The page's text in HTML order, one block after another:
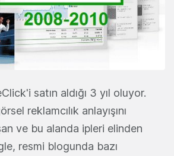
satın aldığı 3 yıl oluyor.
reklamcılık anlayışını
ve bu alanda ipleri elinden
resmi blogunda bazı